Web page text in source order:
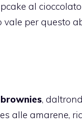
al
vale per questo
brownies,
alle amarene,